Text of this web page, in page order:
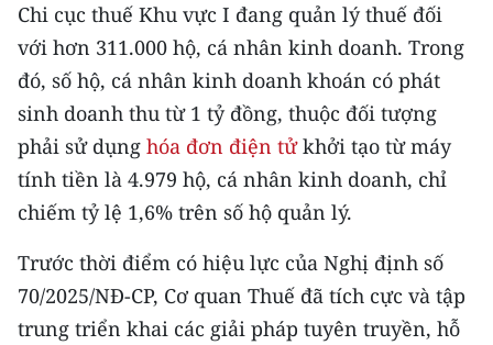
TIN MỚI
TIN ĐỊA PHƯƠNG
Trung du và miền núi phía Bắc
Đồng bằng sông Hồng
Duyên hải Nam Trung Bộ và Tây
Nguyên
Chi cục thuế Khu vực I đang quản lý thuế đối
với hơn 311.000 hộ, cá nhân kinh doanh. Trong
đó, số hộ, cá nhân kinh doanh khoán có phát
sinh doanh thu từ 1 tỷ đồng, thuộc đối tượng
phải sử dụng hóa đơn điện tửkhởi tạo từ máy
tính tiền là 4.979 hộ, cá nhân kinh doanh, chỉ
chiếm tỷ lệ 1,6% trên số hộ quản lý.
Trước thời điểm có hiệu lực của Nghị định số
70/2025/NĐ-CP, Cơ quan Thuế đã tích cực và tập
trung triển khai các giải pháp tuyên truyền, hỗ